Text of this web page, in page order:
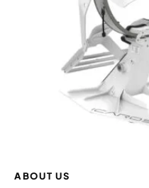
ABOUT US